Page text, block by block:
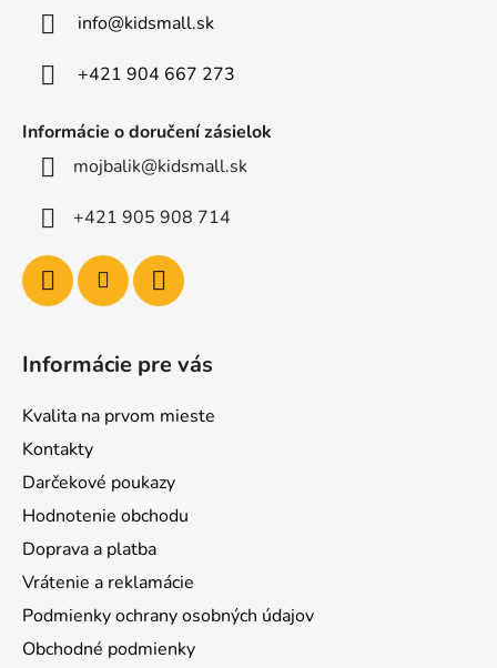
info@kidsmall.sk
+421 904 667 273
Informácie o doručení zásielok
mojbalik@kidsmall.sk
+421 905 908 714
Informácie pre vás
Kvalita na prvom mieste
Kontakty
Darčekové poukazy
Hodnotenie obchodu
Doprava a platba
Vrátenie a reklamácie
Podmienky ochrany osobných údajov
Obchodné podmienky